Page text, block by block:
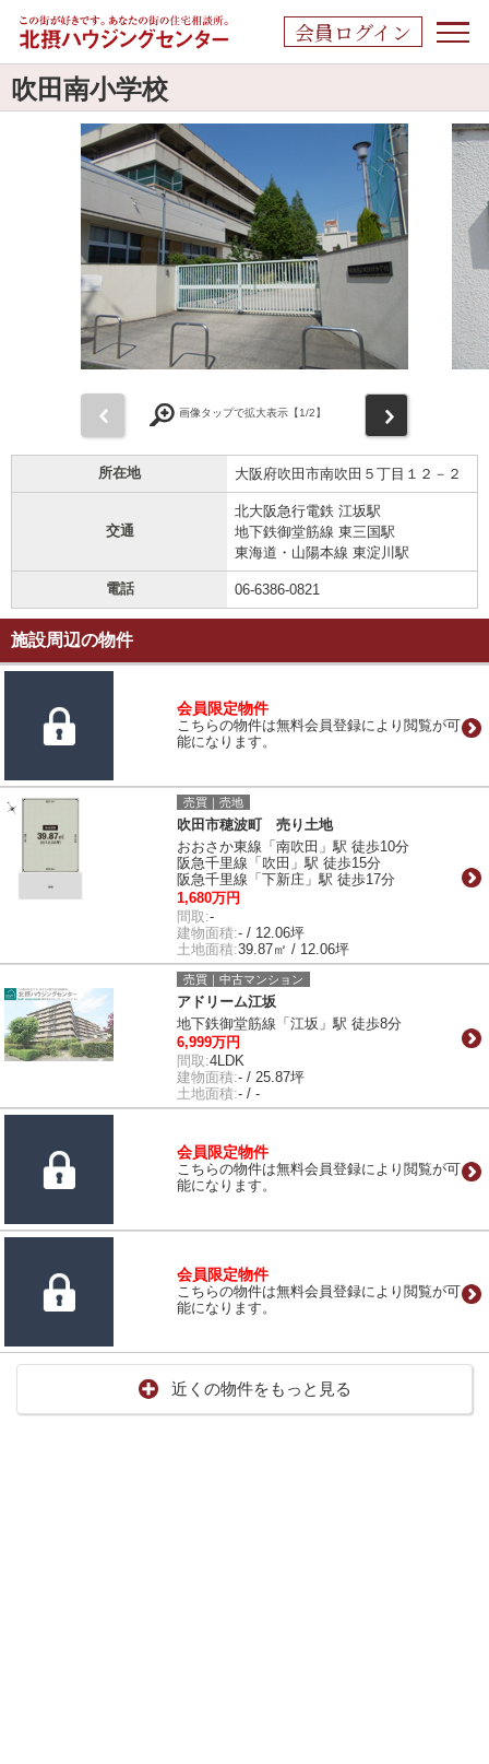
会員ログイン
吹田南小学校
画像タップで拡大表示【1/2】
所在地 大阪府吹田市南吹田５丁目１２－２
交通
北大阪急行電鉄 江坂駅
地下鉄御堂筋線 東三国駅
東海道・山陽本線 東淀川駅
電話 06-6386-0821
施設周辺の物件
会員限定物件
こちらの物件は無料会員登録により閲覧が可
能になります。
売買｜売地
吹田市穂波町 売り土地
おおさか東線「南吹田」駅 徒歩10分
阪急千里線「吹田」駅 徒歩15分
阪急千里線「下新庄」駅 徒歩17分
1,680万円
間取:-
建物面積:- / 12.06坪
土地面積:39.87㎡ / 12.06坪
売買｜中古マンション
アドリーム江坂
地下鉄御堂筋線「江坂」駅 徒歩8分
6,999万円
間取:4LDK
建物面積:- / 25.87坪
土地面積:- / -
会員限定物件
こちらの物件は無料会員登録により閲覧が可
能になります。
会員限定物件
こちらの物件は無料会員登録により閲覧が可
能になります。
近くの物件をもっと見る